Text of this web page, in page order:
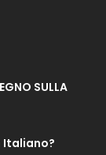
SULLA
Italiano?